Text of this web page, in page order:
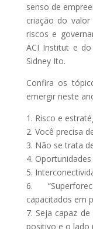
senso de
criação do
riscos e
ACI Institut e do
Sidney Ito.
Confira os
emergir neste
1. Risco e
2. Você precisa
3. Não se trata
4.
5.
6.
capacitados em
7. Seja capaz
positivo e o lado